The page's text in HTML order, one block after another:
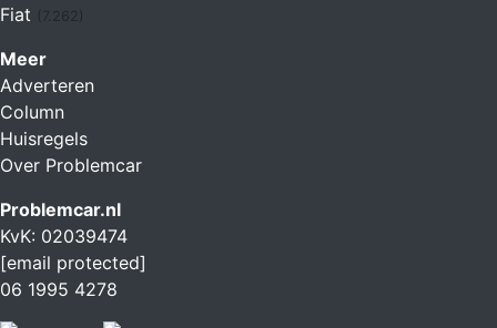
Fiat (7.262)
Meer
Adverteren
Column
Huisregels
Over Problemcar
Problemcar.nl
KvK: 02039474
[email protected]
06 1995 4278